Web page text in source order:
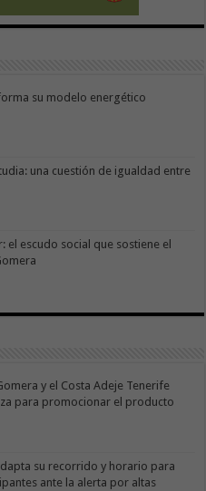
su modelo energético
una cuestión de igualdad entre
el escudo social que sostiene el
y el Costa Adeje Tenerife
para promocionar el producto
su recorrido y horario para
ante la alerta por altas